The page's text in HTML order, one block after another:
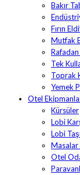
Bakır
Fırın
Mutfak
Tek
Toprak
Yemek
Otel
Kürsüler
Lobi
Lobi
Masalar
Otel